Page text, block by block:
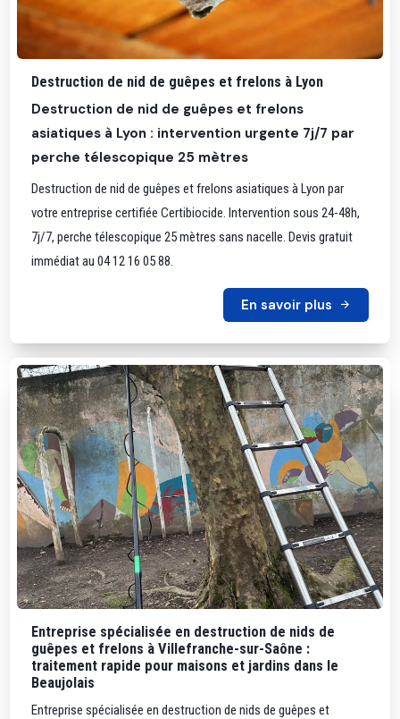
Destruction de nid de guêpes et frelons à Lyon
Destruction de nid de guêpes et frelons
asiatiques à Lyon : intervention urgente 7j/7 par
perche télescopique 25 mètres
Destruction de nid de guêpes et frelons asiatiques à Lyon par
votre entreprise certifiée Certibiocide. Intervention sous 24-48h,
7j/7, perche télescopique 25 mètres sans nacelle. Devis gratuit
immédiat au 04 12 16 05 88.
En savoir plus
Entreprise spécialisée en destruction de nids de
guêpes et frelons à Villefranche-sur-Saône :
traitement rapide pour maisons et jardins dans le
Beaujolais
Entreprise spécialisée en destruction de nids de guêpes et